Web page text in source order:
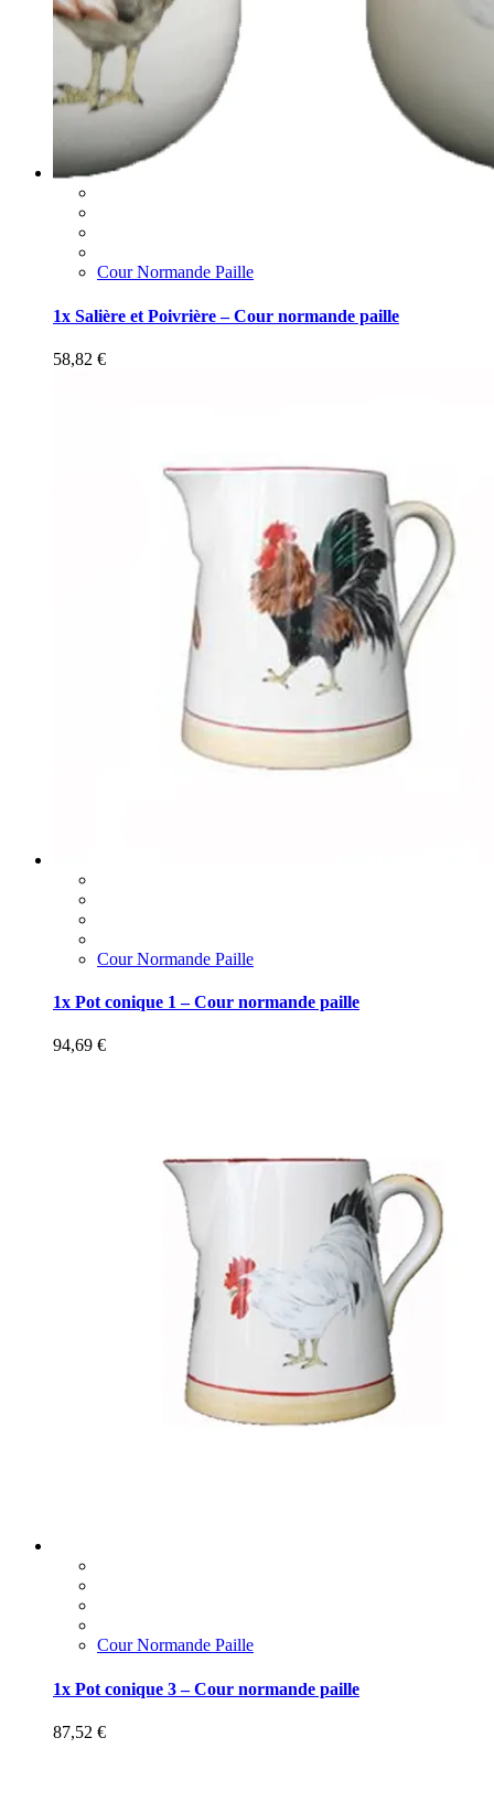
Cour Normande Paille
1x Salière et Poivrière – Cour normande paille
58,82 €
Cour Normande Paille
1x Pot conique 1 – Cour normande paille
94,69 €
Cour Normande Paille
1x Pot conique 3 – Cour normande paille
87,52 €